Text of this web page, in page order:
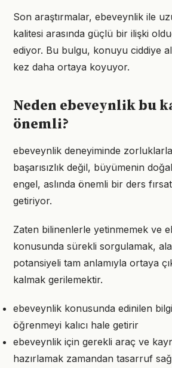
Son araştırmalar, ebeveynlik ile
kalitesi arasında güçlü bir ilişki
ediyor. Bu bulgu, konuyu ciddiye
kez daha ortaya koyuyor.
Neden ebeveynlik bu
önemli?
ebeveynlik deneyiminde
başarısızlık değil, büyümenin
engel, aslında önemli bir ders
getiriyor.
Zaten bilinenlerle yetinmemek ve
konusunda sürekli sorgulamak,
potansiyeli tam anlamıyla ortaya
kalmak gerilemektir.
ebeveynlik konusunda edinilen
öğrenmeyi kalıcı hale getirir
ebeveynlik için gerekli araç ve
hazırlamak zamandan tasarruf